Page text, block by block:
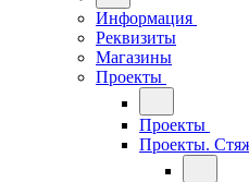
Информация
Реквизиты
Магазины
Проекты
Проекты
Проекты.